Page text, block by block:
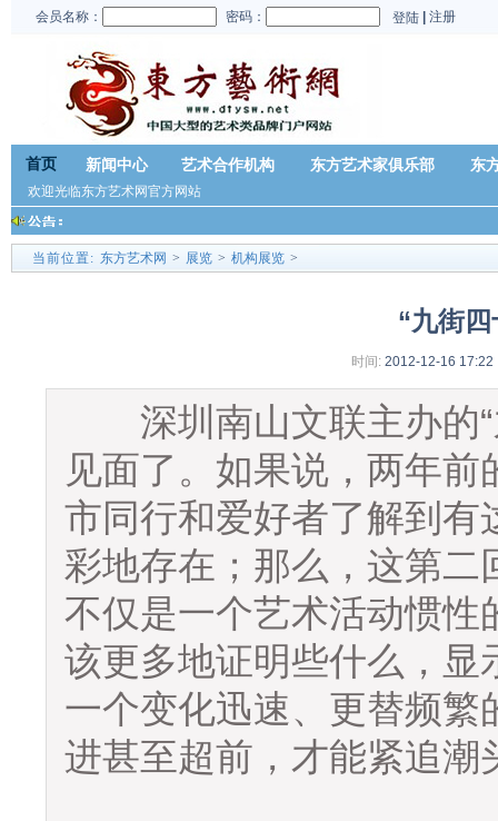
会员名称： 密码： 登陆| 注册
首页 新闻中心 艺术合作机构 东方艺术家俱乐部 东
欢迎光临东方艺术网官方网站
当前位置: 东方艺术网 > 展览 > 机构展览 >
“九街
时间: 2012-12-16 17:22
深圳南山文联主办的“
见面了。如果说，两年
市同行和爱好者了解到有
彩地存在；那么，这第
不仅是一个艺术活动惯性
该更多地证明些什么，显
一个变化迅速、更替频
进甚至超前，才能紧追潮